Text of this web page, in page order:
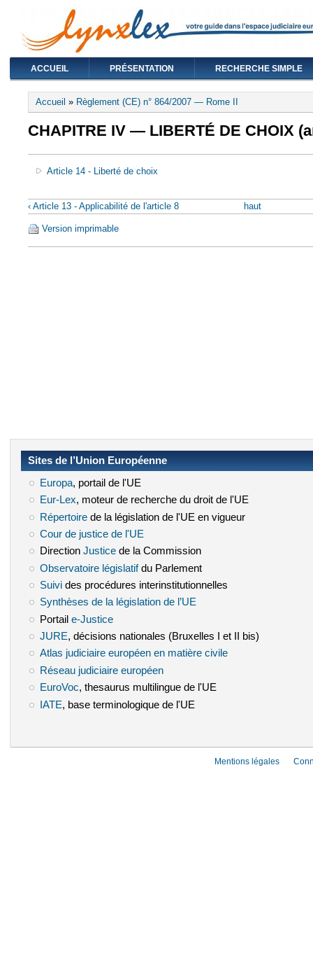
ACCUEIL PRÉSENTATION RECHERCHE SIMPLE
Vous êtes ici
Accueil » Règlement (CE) n° 864/2007 — Rome II
CHAPITRE IV — LIBERTÉ DE CHOIX
Article 14 - Liberté de choix
‹ Article 13 - Applicabilité de l'article 8 haut
Version imprimable
Sites de l’Union Européenne
Europa(le lien est externe)
, portail de l'UE
Eur-Lex(le lien est externe)
, moteur de recherche du droit de l'UE
Répertoire(le lien est externe)
de la législation de l'UE en vigueur
Cour de justice de l'UE
Direction Justice(le lien est externe)
de la Commission
Observatoire législatif(le lien est externe)
du Parlement
Suivi(le lien est externe)
des procédures interinstitutionnelles
Synthèses de la législation de l’UE
Portail e-Justice(le lien est externe)
JURE(le lien est externe)
, décisions nationales (Bruxelles I et II bis)
Atlas judiciaire européen en matière civile(le lien est externe)
Réseau judiciaire européen(le lien est externe)
EuroVoc(le lien est externe)
, thesaurus multilingue de l'UE
IATE (le lien est externe)
, base terminologique de l'UE
Mentions légales